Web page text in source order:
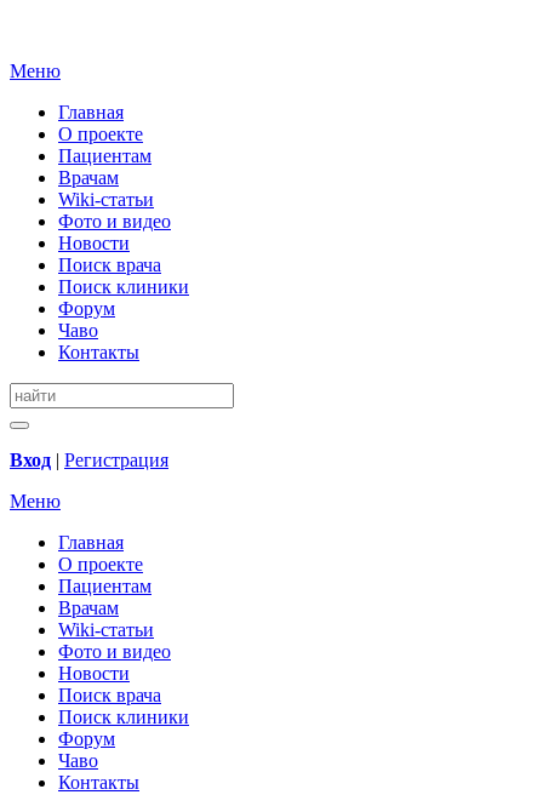
Меню
Главная
О проекте
Пациентам
Врачам
Wiki-статьи
Фото и видео
Новости
Поиск врача
Поиск клиники
Форум
Чаво
Контакты
Вход | Регистрация
Меню
Главная
О проекте
Пациентам
Врачам
Wiki-статьи
Фото и видео
Новости
Поиск врача
Поиск клиники
Форум
Чаво
Контакты